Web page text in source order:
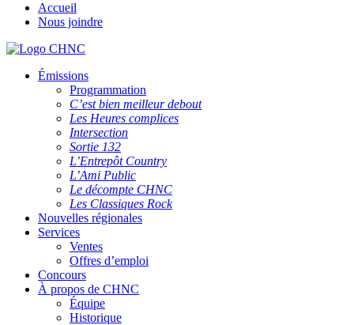
Accueil
Nous joindre
Émissions
Programmation
C’est bien meilleur debout
Les Heures complices
Intersection
Sortie 132
L’Entrepôt Country
L’Ami Public
Le décompte CHNC
Les Classiques Rock
Nouvelles régionales
Services
Ventes
Offres d’emploi
Concours
À propos de CHNC
Équipe
Historique